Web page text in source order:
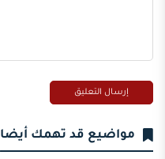
مواضيع قد تهمك أيضا